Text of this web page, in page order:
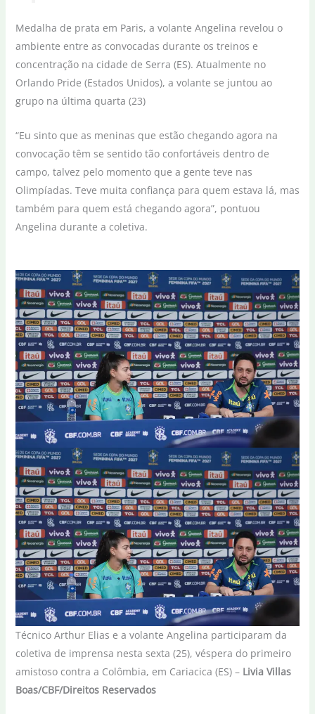
Medalha de prata em Paris, a volante Angelina revelou o
ambiente entre as convocadas durante os treinos e
concentração na cidade de Serra (ES). Atualmente no
Orlando Pride (Estados Unidos), a volante se juntou ao
grupo na última quarta (23)
“Eu sinto que as meninas que estão chegando agora na
convocação têm se sentido tão confortáveis dentro de
campo, talvez pelo momento que a gente teve nas
Olimpíadas. Teve muita confiança para quem estava lá, mas
também para quem está chegando agora”, pontuou
Angelina durante a coletiva.
Técnico Arthur Elias e a volante Angelina participaram da
coletiva de imprensa nesta sexta (25), véspera do primeiro
amistoso contra a Colômbia, em Cariacica (ES) – Livia Villas
Boas/CBF/Direitos Reservados